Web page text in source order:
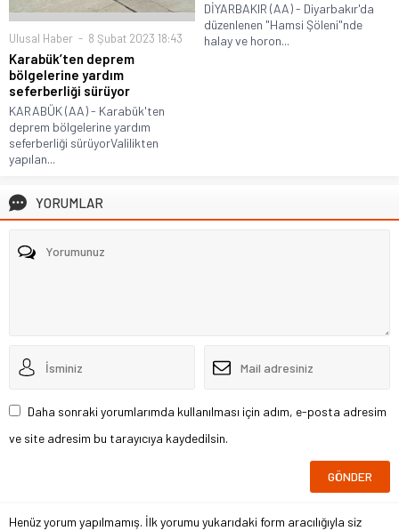
Ulusal Haber 8 Şubat 2023 18:43
Karabük’ten deprem
bölgelerine yardım
seferberliği sürüyor
KARABÜK (AA) - Karabük'ten
deprem bölgelerine yardım
seferberliği sürüyorValilikten
yapılan...
DİYARBAKIR (AA) - Diyarbakır'da
düzenlenen "Hamsi Şöleni"nde
halay ve horon...
YORUMLAR
Daha sonraki yorumlarımda kullanılması için adım, e-posta adresim
ve site adresim bu tarayıcıya kaydedilsin.
Henüz yorum yapılmamış. İlk yorumu yukarıdaki form aracılığıyla siz